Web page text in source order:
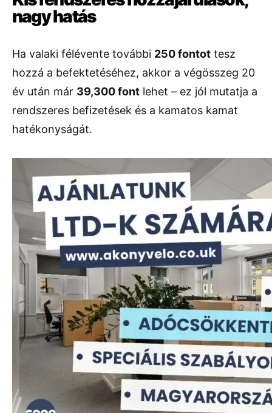
nagy hatás
Ha valaki félévente további 250 fontot tesz
hozzá a befektetéséhez, akkor a végösszeg 20
év után már 39,300 font lehet – ez jól mutatja a
rendszeres befizetések és a kamatos kamat
hatékonyságát.